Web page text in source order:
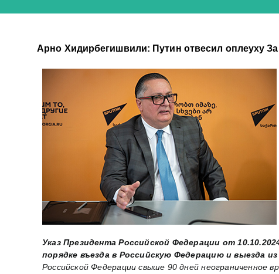
Арно Хидирбегишвили: Путин отвесил оплеуху
Указ Президента Российской Федерации от
порядке въезда в Российскую Федерацию и выезда
Российской Федерации свыше 90 дней неограниченное